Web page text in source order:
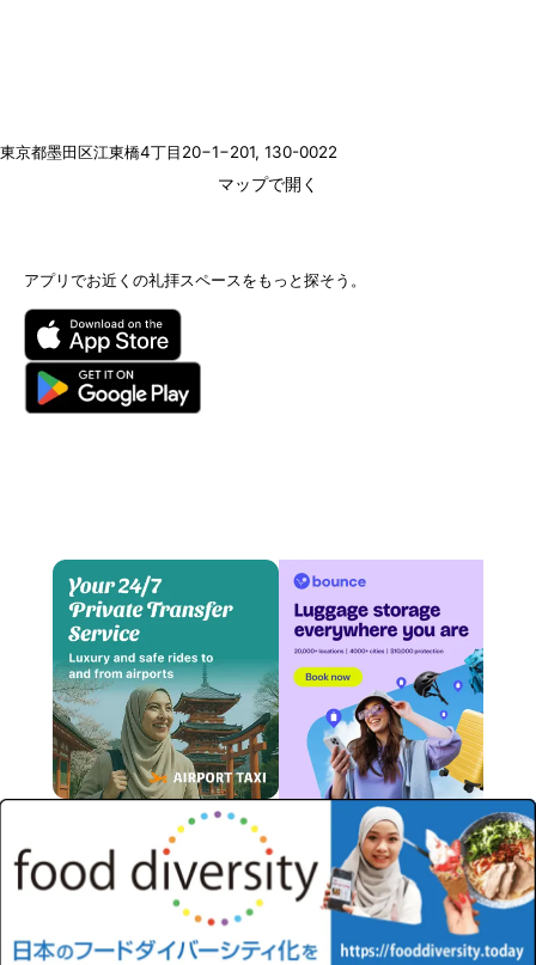
東京都墨田区江東橋4丁目20−1−201, 130-0022
マップで開く
アプリでお近くの礼拝スペースをもっと探そう。